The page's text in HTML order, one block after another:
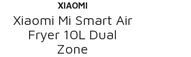
XIAOMI
Xiaomi Mi Smart Air
Fryer 10L Dual
Zone